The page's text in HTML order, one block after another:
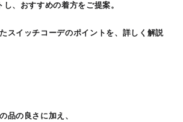
、おすすめの着方をご提案。
スイッチコーデのポイントを、詳しく解説
品の良さに加え、